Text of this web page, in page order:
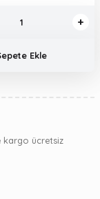
Ekle
kargo ücretsiz